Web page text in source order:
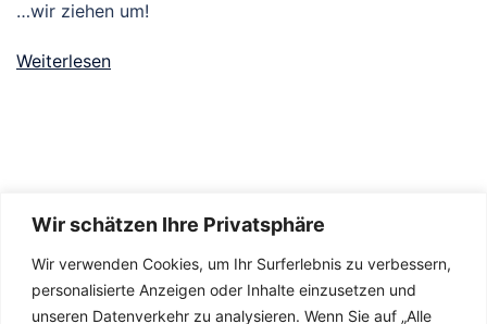
Wir schätzen Ihre Privatsphäre
Wir verwenden Cookies, um Ihr Surferlebnis zu verbessern,
personalisierte Anzeigen oder Inhalte einzusetzen und
unseren Datenverkehr zu analysieren. Wenn Sie auf „Alle
…wir ziehen um!
Weiterlesen